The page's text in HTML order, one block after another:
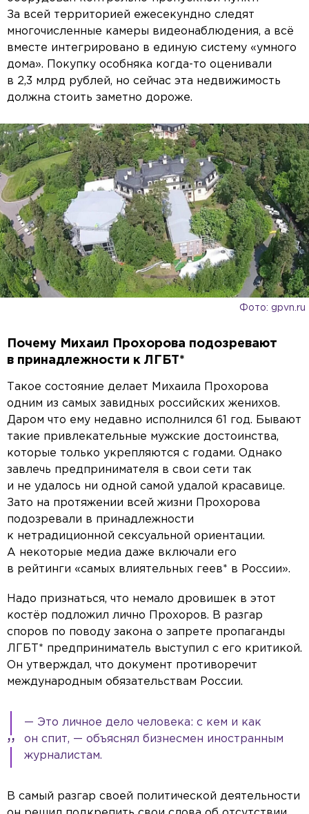
За всей территорией ежесекундно следят
многочисленные камеры видеонаблюдения, а всё
вместе интегрировано в единую систему «умного
дома». Покупку особняка когда-то оценивали
в 2,3 млрд рублей, но сейчас эта недвижимость
должна стоить заметно дороже.
Фото: gpvn.ru
Почему Михаил Прохорова подозревают
в принадлежности к ЛГБТ*
Такое состояние делает Михаила Прохорова
одним из самых завидных российских женихов.
Даром что ему недавно исполнился 61 год. Бывают
такие привлекательные мужские достоинства,
которые только укрепляются с годами. Однако
завлечь предпринимателя в свои сети так
и не удалось ни одной самой удалой красавице.
Зато на протяжении всей жизни Прохорова
подозревали в принадлежности
к нетрадиционной сексуальной ориентации.
А некоторые медиа даже включали его
в рейтинги «самых влиятельных геев* в России».
Надо признаться, что немало дровишек в этот
костёр подложил лично Прохоров. В разгар
споров по поводу закона о запрете пропаганды
ЛГБТ* предприниматель выступил с его критикой.
Он утверждал, что документ противоречит
международным обязательствам России.
— Это личное дело человека: с кем и как
он спит, — объяснял бизнесмен иностранным
журналистам.
В самый разгар своей политической деятельности